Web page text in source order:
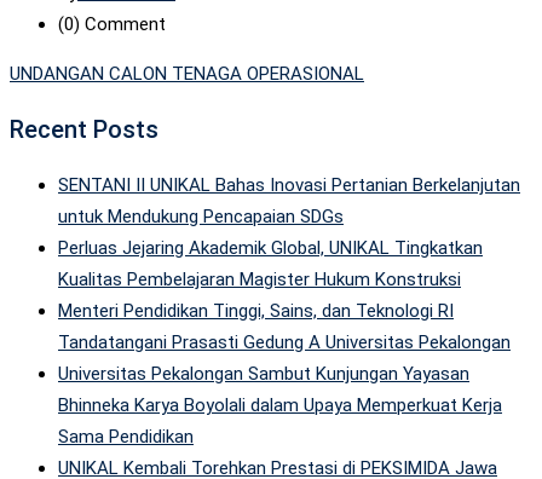
(0) Comment
UNDANGAN CALON TENAGA OPERASIONAL
Recent Posts
SENTANI II UNIKAL Bahas Inovasi Pertanian Berkelanjutan
untuk Mendukung Pencapaian SDGs
Perluas Jejaring Akademik Global, UNIKAL Tingkatkan
Kualitas Pembelajaran Magister Hukum Konstruksi
Menteri Pendidikan Tinggi, Sains, dan Teknologi RI
Tandatangani Prasasti Gedung A Universitas Pekalongan
Universitas Pekalongan Sambut Kunjungan Yayasan
Bhinneka Karya Boyolali dalam Upaya Memperkuat Kerja
Sama Pendidikan
UNIKAL Kembali Torehkan Prestasi di PEKSIMIDA Jawa